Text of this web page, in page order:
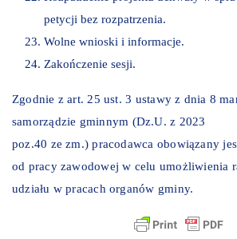
petycji bez rozpatrzenia.
Wolne wnioski i informacje.
Zakończenie sesji.
Zgodnie z art. 25 ust. 3 ustawy z dnia 8
samorządzie gminnym (Dz.U. z 2023
poz.40 ze zm.) pracodawca obowiązany
od pracy zawodowej w celu umożliwienia
udziału w pracach organów gminy.